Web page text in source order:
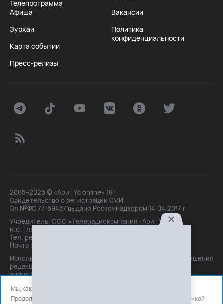
Телепрограмма
Афиша
Зурхай
Карта событий
Пресс-релизы
Вакансии
Политика
конфиденциальности
2005–2026 © «Ариг Ус online» 18+
Свидетельство о регистрации СМИ
Эл №ФС 77-69437 выдано Роскомнадзором 14.04.2017 г.
Учредитель: ООО «Телерадиокомпания «Ариг Ус»,
и.о. главного редактора: Маханова О.Б.
Тел. peдakции: +7(3012)21-30-14,
Почта peдakции: editor@arigus.tv
Использование материалов только с письменного разрешения
редакции. При цитировании прямая активная ссылка на
arigus.tv обязательна.
Мы, как и все используем файлы cookie и сервисы аналитики.
Продолжая использовать сайт, вы соглашаетесь с нашей
политикой